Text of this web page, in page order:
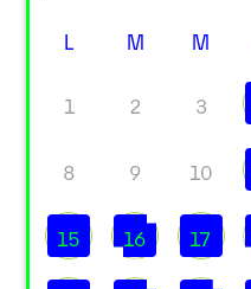
L M M
1 2 3
8 9 10
15 16 17